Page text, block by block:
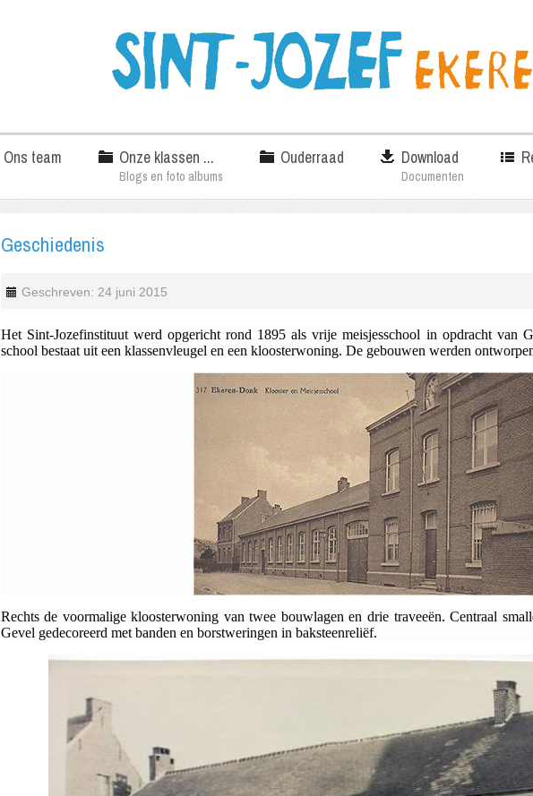
Ons team Onze klassen ...
Blogs en foto albums
Ouderraad Download
Documenten
Geschiedenis
Geschreven: 24 juni 2015
Het Sint-Jozefinstituut werd opgericht rond 1895 als vrije meisjesschool in opdracht van
school bestaat uit een klassenvleugel en een kloosterwoning. De gebouwen werden
Rechts de voormalige kloosterwoning van twee bouwlagen en drie traveeën. Centraal
Gevel gedecoreerd met banden en borstweringen in baksteenreliëf.